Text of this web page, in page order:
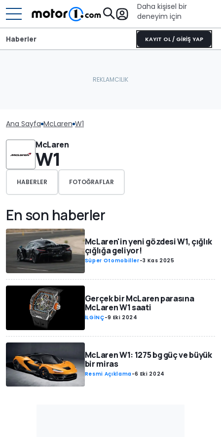
Daha kişisel bir
deneyim için
KAYIT OL / GİRİŞ YAP
Haberler
Ana Sayfa McLaren W1
McLaren
W1
HABERLER FOTOĞRAFLAR
En son haberler
McLaren'in yeni gözdesi W1, çığlık
çığlığa geliyor!
Süper Otomobiller-3 Kas 2025
Gerçek bir McLaren parasına
McLaren W1 saati
İLGİNÇ-9 Eki 2024
McLaren W1: 1275 bg güç ve büyük
bir miras
Resmi Açıklama-6 Eki 2024